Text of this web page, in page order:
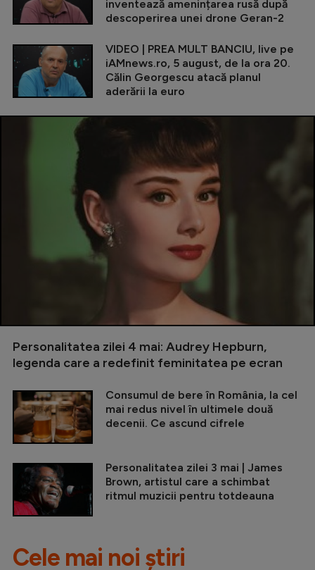
inventează amenințarea rusă după
descoperirea unei drone Geran-2
VIDEO | PREA MULT BANCIU, live pe
iAMnews.ro, 5 august, de la ora 20.
Călin Georgescu atacă planul
aderării la euro
Personalitatea zilei 4 mai: Audrey Hepburn,
legenda care a redefinit feminitatea pe ecran
Consumul de bere în România, la cel
mai redus nivel în ultimele două
decenii. Ce ascund cifrele
Personalitatea zilei 3 mai | James
Brown, artistul care a schimbat
ritmul muzicii pentru totdeauna
Cele mai noi știri